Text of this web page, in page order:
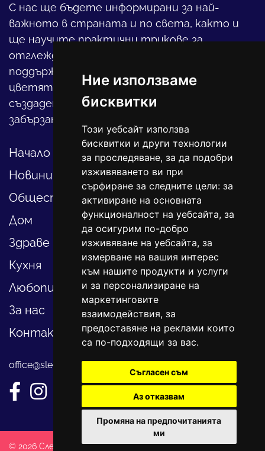
Ние използваме
бисквитки
Този уебсайт използва
бисквитки и други технологии
за проследяване, за да подобри
изживяването ви при
сърфиране за следните цели: за
активиране на основната
функционалност на уебсайта, за
да осигурим по-добро
изживяване на уебсайта, за
измерване на вашия интерес
към нашите продукти и услуги
и за персонализиране на
маркетинговите
взаимодействия, за
предоставяне на реклами които
са по-подходящи за вас.
Съгласен съм
Аз отказвам
Промяна на предпочитанията
ми
С нас ще бъдете информирани за най-
важното в страната и по света, както и
ще научите практични трикове за
отглеждането на детето, за
поддържането на дома и градината,
цветята, интериора и, въобще, как да
създадете своя уютен оазис в този така
забързан свят.
Начало
Новини
Общество
Дом
Здраве
Кухня
Любопитно
За нас
Контакти
office@sledvayme.net
© 2026 Следвай ме. Всички права запазени!